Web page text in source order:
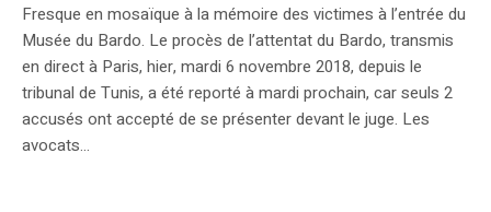
Fresque en mosaïque à la mémoire des victimes à l’entrée du
Musée du Bardo. Le procès de l’attentat du Bardo, transmis
en direct à Paris, hier, mardi 6 novembre 2018, depuis le
tribunal de Tunis, a été reporté à mardi prochain, car seuls 2
accusés ont accepté de se présenter devant le juge. Les
avocats...